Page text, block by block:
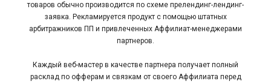
товаров обычно производится по схеме прелендинг-лендинг-
заявка. Рекламируется продукт с помощью штатных
арбитражников ПП и привлеченных Аффилиат-менеджерами
партнеров.
Каждый веб-мастер в качестве партнера получает полный
расклад по офферам и связкам от своего Аффилиата перед